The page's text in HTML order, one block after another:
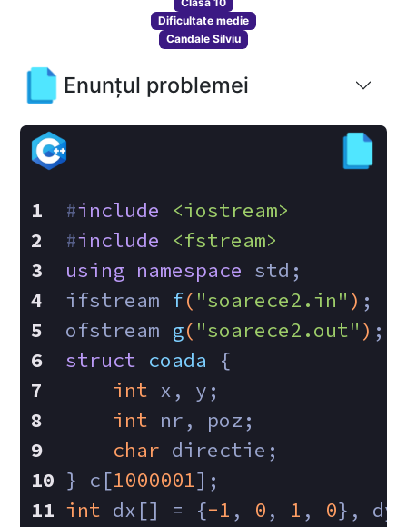
Dificultate medie
Candale Silviu
Enunțul problemei
#include
<iostream>
#include
<fstream>
using namespace std;
ifstream f( "soarece2.in" ) ;
ofstream g( "soarece2.out" ) ;
struct coada {
int x, y;
int nr, poz;
char directie;
} c[1000001];
int dx[] = {-1 , 0 , 1 , 0},